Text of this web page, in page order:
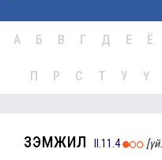
А Б В Г Д Е Ё
П Р С Т У Ү
үзэмжил II.11.4